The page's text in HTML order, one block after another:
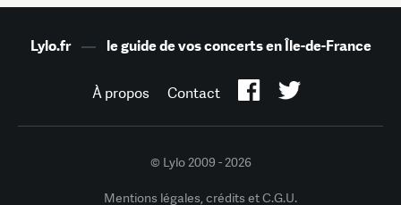
Lylo.fr— le guide de vos concerts en Île-de-France
À propos Contact
© Lylo 2009 - 2026
Mentions légales, crédits et C.G.U.